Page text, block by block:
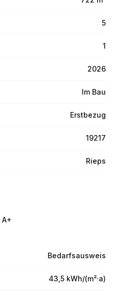
5
1
2026
Im Bau
Erstbezug
19217
Rieps
A+
Bedarfsausweis
43,5 kWh/(m²·a)